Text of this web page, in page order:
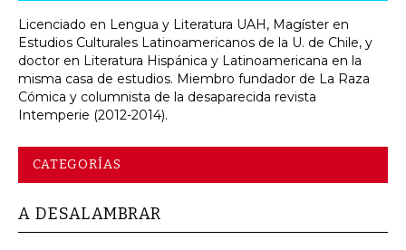
Licenciado en Lengua y Literatura UAH, Magíster en
Estudios Culturales Latinoamericanos de la U. de Chile, y
doctor en Literatura Hispánica y Latinoamericana en la
misma casa de estudios. Miembro fundador de La Raza
Cómica y columnista de la desaparecida revista
Intemperie (2012-2014).
CATEGORÍAS
A DESALAMBRAR